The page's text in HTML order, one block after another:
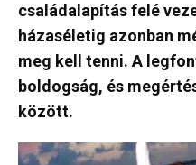
családalapítás felé
házaséletig azonban
meg kell tenni. A
boldogság, és
között.